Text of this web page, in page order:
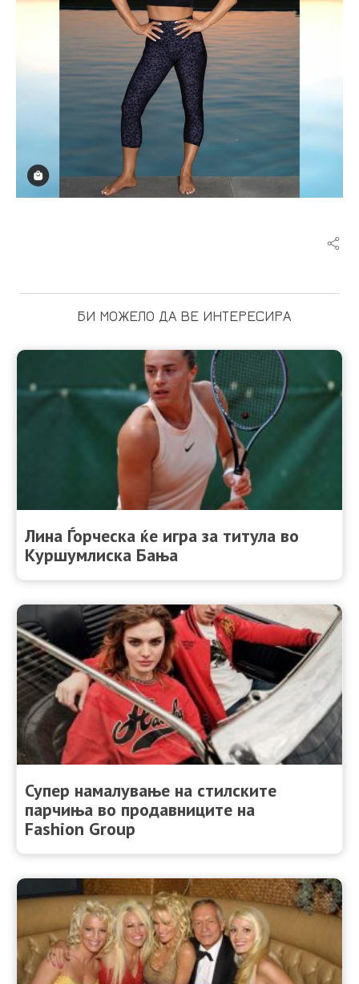
БИ МОЖЕЛО ДА ВЕ ИНТЕРЕСИРА
Лина Ѓорческа ќе игра за титула во
Куршумлиска Бања
Супер намалување на стилските
парчиња во продавниците на
Fashion Group